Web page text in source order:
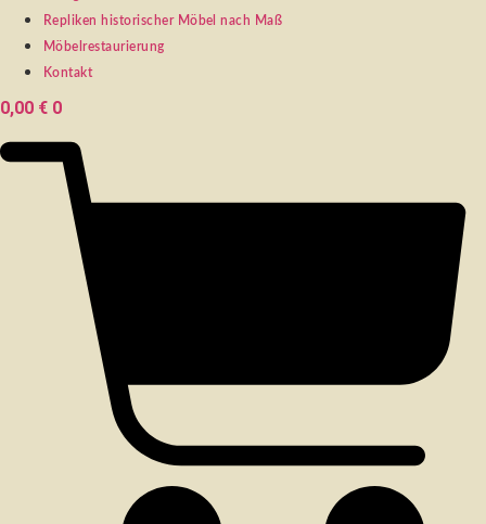
Repliken historischer Möbel nach Maß
Möbelrestaurierung
Kontakt
0,00 € 0